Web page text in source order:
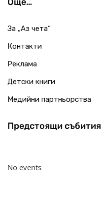
За „Аз чета“
Контакти
Реклама
Детски книги
Медийни партньорства
Предстоящи събития
No events